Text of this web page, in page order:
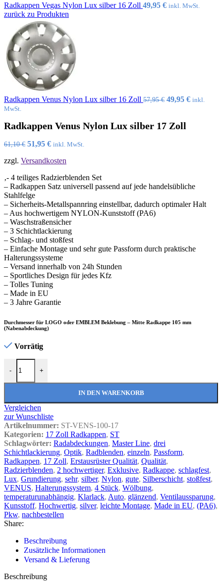
Radkappen Vegas Nylon Lux silber 16 Zoll 49,95 € inkl. MwSt.
zurück zu Produkten
Radkappen Venus Nylon Lux silber 16 Zoll 57,95€ Ursprünglicher
57,95 €
49,95 €Aktueller
inkl.
MwSt.
Radkappen Venus Nylon Lux silber 17 Zoll
61,10€ Ursprünglicher
war:
51,95 €Aktueller
ist:
inkl. MwSt.
zzgl. Versandkosten
‚- 4 teiliges Radzierblenden Set
– Radkappen Satz universell passend auf jede handelsübliche
Stahlfelge
– Sicherheits-Metallspannring einstellbar, dadurch optimaler Halt
– Aus hochwertigem NYLON-Kunststoff (PA6)
– Waschstraßensicher
– 3 Schichtlackierung
– Schlag- und stoßfest
– Einfache Montage und sehr gute Passform durch praktische
Halterungssysteme
– Versand innerhalb von 24h Stunden
– Sportliches Design für jedes Kfz
– Tolles Tuning
– Made in EU
– 3 Jahre Garantie
Durchmesser für LOGO oder EMBLEM Beklebung – Mitte Radkappe 105 mm
(Nabenabdeckung)
Vorrätig
-
Radkappen Venus Nylon Lux silber 17 Zoll Menge
+
IN DEN WARENKORB
Vergleichen
zur Wunschliste
Artikelnummer: ST-VENS-100-17
Kategorien: 17 Zoll Radkappen, ST
Schlagwörter: Radabdeckungen, Master Line, drei
Schichtlackierung, Optik, Radblenden, einzeln, Passform,
Radkappen, 17 Zoll, Erstausrüster Qualität, Qualität,
Radzierblenden, 2 hochwertiger, Exklusive, Radkappe, schlagfest,
Lux, Grundierung, sehr, silber, Nylon, gute, Silberschicht, stoßfest,
VENUS, Halterungssystem, 4 Stück, Wölbung,
temperaturunabhängig, Klarlack, Auto, glänzend, Ventilaussparung,
Kunsstoff, Hochwertig, silver, leichte Montage, Made in EU, (PA6),
Pkw, nachbestellen
Share:
Beschreibung
Zusätzliche Informationen
Versand & Lieferung
Beschreibung